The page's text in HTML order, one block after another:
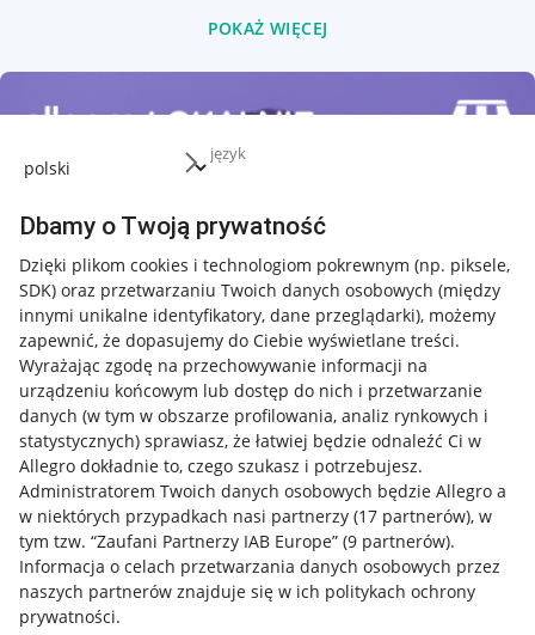
język
Dbamy o Twoją prywatność
Dzięki plikom cookies i technologiom pokrewnym (np. piksele,
SDK) oraz przetwarzaniu Twoich danych osobowych (między
innymi unikalne identyfikatory, dane przeglądarki), możemy
zapewnić, że dopasujemy do Ciebie wyświetlane treści.
Wyrażając zgodę na przechowywanie informacji na
urządzeniu końcowym lub dostęp do nich i przetwarzanie
danych (w tym w obszarze profilowania, analiz rynkowych i
statystycznych) sprawiasz, że łatwiej będzie odnaleźć Ci w
Allegro dokładnie to, czego szukasz i potrzebujesz.
Administratorem Twoich danych osobowych będzie Allegro a
w niektórych przypadkach nasi partnerzy (17 partnerów), w
tym tzw. “Zaufani Partnerzy IAB Europe” (9 partnerów).
Informacja o celach przetwarzania danych osobowych przez
naszych partnerów znajduje się w ich politykach ochrony
prywatności.
POKAŻ WIĘCEJ
Przydatne informacje
Jak to działa